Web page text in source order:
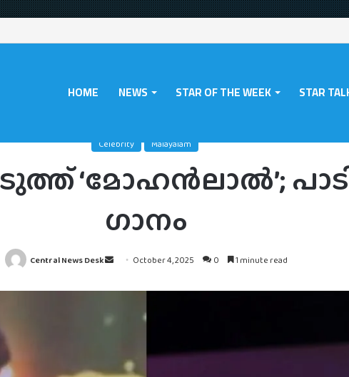
HOME NEWS STAR OF THE WEEK STAR
Celebrity Malayalam
‘മോഹൻലാൽ’;
ഗാനം
Central News Desk
Send
email
October 4, 2025 0 1 minute read